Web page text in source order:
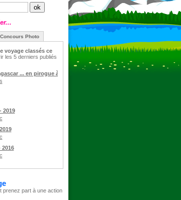
Concours Photo
voyage classés ce
les 5 derniers publiés
... en pirogue à balancier
2019
prenez part à une action